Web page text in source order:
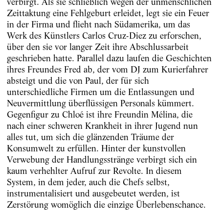
Zeittaktung eine Fehlgeburt erleidet, legt sie ein Feuer
in der Firma und flieht nach Südamerika, um das
Werk des Künstlers Carlos Cruz-Diez zu erforschen,
über den sie vor langer Zeit ihre Abschlussarbeit
geschrieben hatte. Parallel dazu laufen die Geschichten
ihres Freundes Fred ab, der vom DJ zum Kurierfahrer
absteigt und die von Paul, der für sich
unterschiedliche Firmen um die Entlassungen und
Neuvermittlung überflüssigen Personals kümmert.
Gegenfigur zu Chloé ist ihre Freundin Mélina, die
nach einer schweren Krankheit in ihrer Jugend nun
alles tut, um sich die glänzenden Träume der
Konsumwelt zu erfüllen. Hinter der kunstvollen
Verwebung der Handlungsstränge verbirgt sich ein
kaum verhehlter Aufruf zur Revolte. In diesem
System, in dem jeder, auch die Chefs selbst,
instrumentalisiert und ausgebeutet werden, ist
Zerstörung womöglich die einzige Überlebenschance.